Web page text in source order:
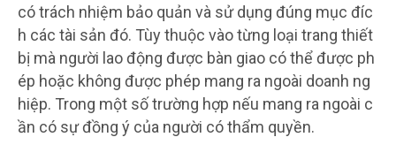
có trách nhiệm bảo quản và sử dụng đúng mục đíc
h các tài sản đó. Tùy thuộc vào từng loại trang thiết
bị mà người lao động được bàn giao có thể được ph
ép hoặc không được phép mang ra ngoài doanh ng
hiệp. Trong một số trường hợp nếu mang ra ngoài c
ần có sự đồng ý của người có thẩm quyền.